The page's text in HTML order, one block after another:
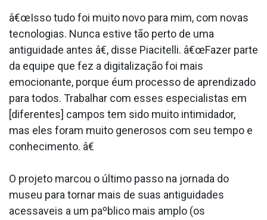
â€œIsso tudo foi muito novo para mim, com novas
tecnologias. Nunca estive tão perto de uma
antiguidade antes â€, disse Piacitelli. â€œFazer parte
da equipe que fez a digitalização foi mais
emocionante, porque éum processo de aprendizado
para todos. Trabalhar com esses especialistas em
[diferentes] campos tem sido muito intimidador,
mas eles foram muito generosos com seu tempo e
conhecimento. â€
O projeto marcou o último passo na jornada do
museu para tornar mais de suas antiguidades
acessa­veis a um paºblico mais amplo (os